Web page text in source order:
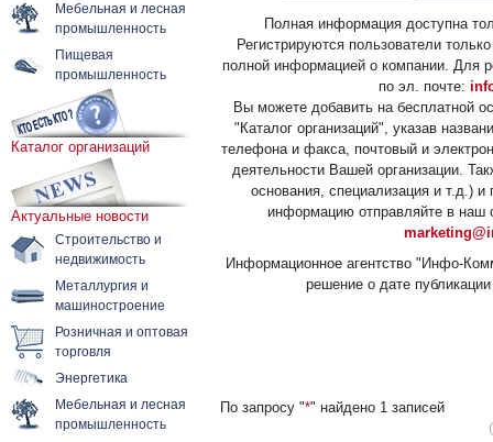
Мебельная и лесная
промышленность
Пищевая
промышленность
Каталог организаций
Актуальные новости
Строительство и
недвижимость
Металлургия и
машиностроение
Розничная и оптовая
торговля
Энергетика
Мебельная и лесная
промышленность
Полная информация доступна
Регистрируются пользователи
полной информацией о компании. Для
по эл. почте:
Вы можете добавить на бесплатной
"Каталог организаций", указав
телефона и факса, почтовый и
деятельности Вашей организации.
основания, специализация и т.д.)
информацию отправляйте в наш
Информационное агентство "Инфо-
решение о дате
По запросу "*" найдено 1 записей